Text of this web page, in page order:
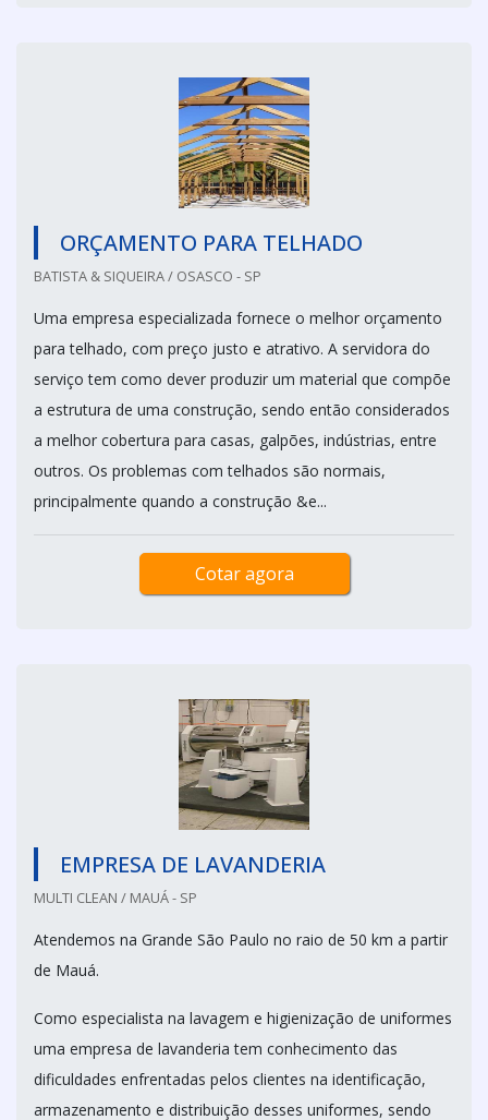
ORÇAMENTO PARA TELHADO
BATISTA & SIQUEIRA / OSASCO - SP
Uma empresa especializada fornece o melhor orçamento
para telhado, com preço justo e atrativo. A servidora do
serviço tem como dever produzir um material que compõe
a estrutura de uma construção, sendo então considerados
a melhor cobertura para casas, galpões, indústrias, entre
outros. Os problemas com telhados são normais,
principalmente quando a construção &e...
Cotar agora
EMPRESA DE LAVANDERIA
MULTI CLEAN / MAUÁ - SP
Atendemos na Grande São Paulo no raio de 50 km a partir
de Mauá.
Como especialista na lavagem e higienização de uniformes
uma empresa de lavanderia tem conhecimento das
dificuldades enfrentadas pelos clientes na identificação,
armazenamento e distribuição desses uniformes, sendo